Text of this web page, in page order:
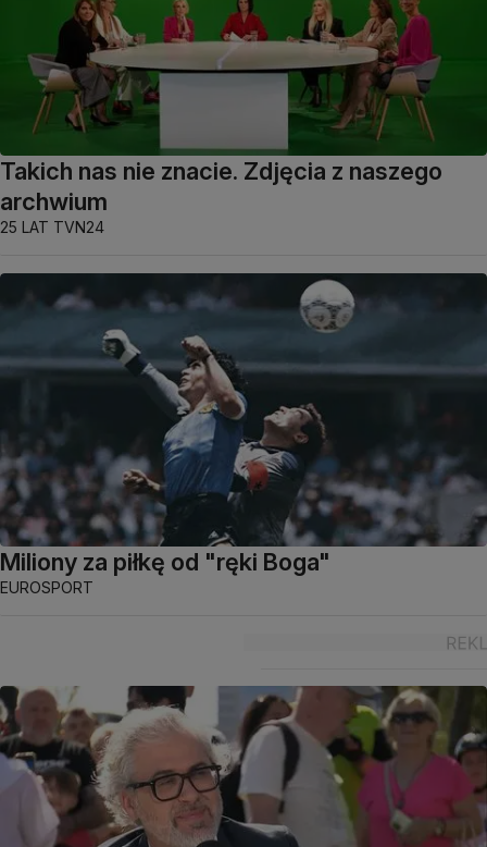
Takich nas nie znacie. Zdjęcia z naszego
archwium
25 LAT TVN24
Miliony za piłkę od "ręki Boga"
EUROSPORT